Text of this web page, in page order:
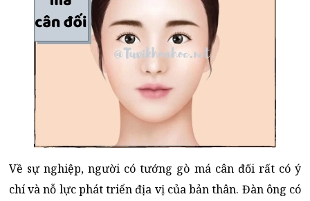
Về sự nghiệp, người có tướng gò má cân đối rất có ý
chí và nỗ lực phát triển địa vị của bản thân. Đàn ông có